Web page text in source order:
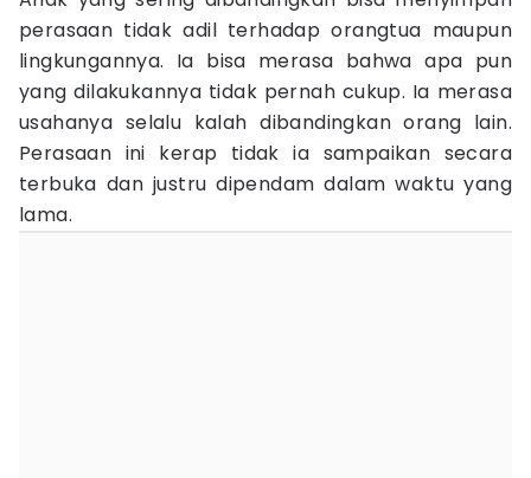
perasaan tidak adil terhadap orangtua maupun
lingkungannya. Ia bisa merasa bahwa apa pun
yang dilakukannya tidak pernah cukup. Ia merasa
usahanya selalu kalah dibandingkan orang lain.
Perasaan ini kerap tidak ia sampaikan secara
terbuka dan justru dipendam dalam waktu yang
lama.